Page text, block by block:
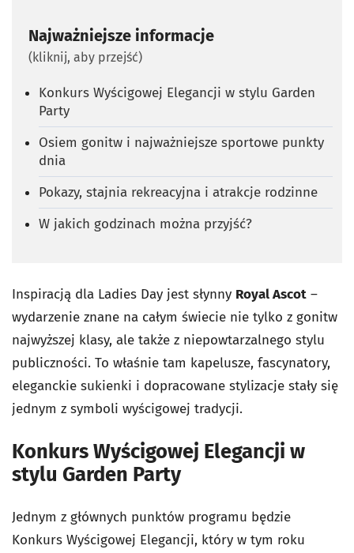
Najważniejsze informacje
(kliknij, aby przejść)
Konkurs Wyścigowej Elegancji w stylu Garden
Party
Osiem gonitw i najważniejsze sportowe punkty
dnia
Pokazy, stajnia rekreacyjna i atrakcje rodzinne
W jakich godzinach można przyjść?
Inspiracją dla Ladies Day jest słynny Royal Ascot –
wydarzenie znane na całym świecie nie tylko z gonitw
najwyższej klasy, ale także z niepowtarzalnego stylu
publiczności. To właśnie tam kapelusze, fascynatory,
eleganckie sukienki i dopracowane stylizacje stały się
jednym z symboli wyścigowej tradycji.
Konkurs Wyścigowej Elegancji w
stylu Garden Party
Jednym z głównych punktów programu będzie
Konkurs Wyścigowej Elegancji, który w tym roku